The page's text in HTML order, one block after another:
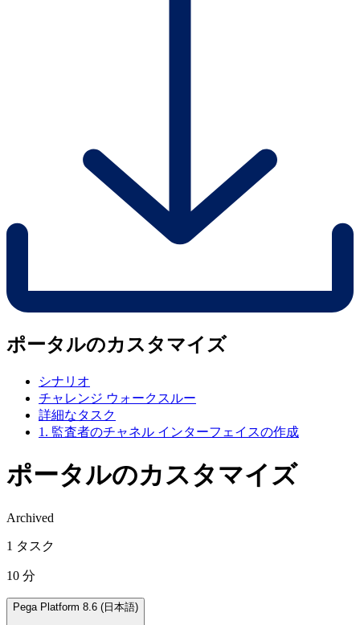
ポータルのカスタマイズ
シナリオ
チャレンジ ウォークスルー
詳細なタスク
1. 監査者のチャネル インターフェイスの作成
ポータルのカスタマイズ
Archived
1 タスク
10 分
Pega Platform 8.6 (日本語)